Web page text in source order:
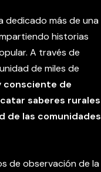
dedicado más de una
historias
A través de
de miles de
consciente de
saberes rurales
de las comunidades
de observación de la